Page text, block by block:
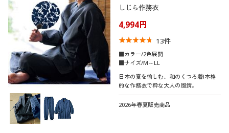
ノルディック柄
リボン
スウェット ガーゼ
リネン・麻
ベロア レザー
スエード
吸汗速乾 消臭
ストレッチ 冷感・涼感
脇汗・汗取り
対策
形態安定 撥水
オフィス
ベーシック
ナチュラル
シック
着用感
レギュラー ゆったり
年代
冬
価格 円 絞込
しじら作務衣
4,994円
13件
■カラー/2色展開
■サイズ/M～LL
日本の夏を愉しむ、和のくつろ着!本格
的な作務衣で粋な大人の風情。
2026年春夏販売商品